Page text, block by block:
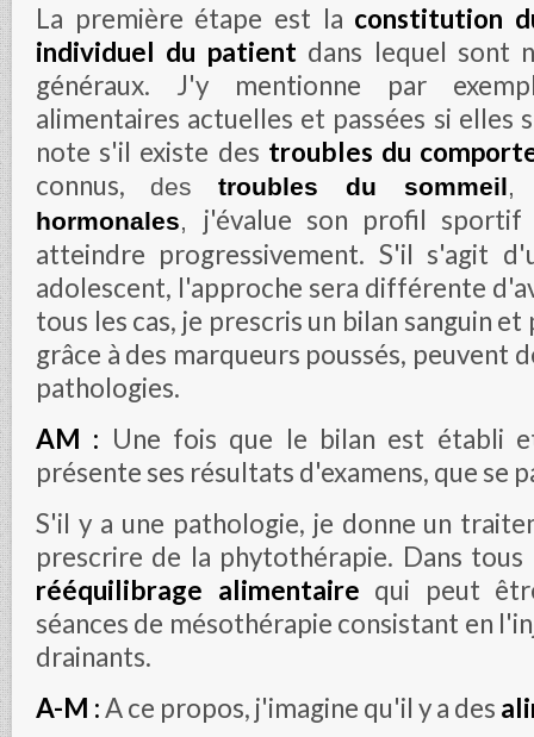
La première étape est la constitution
individuel du patientdans lequel sont
généraux. J'y mentionne par
alimentaires actuelles et passées si elles
note s'il existe des troubles du
connus,
destroubles du sommeil,
hormonales, j'évalue son profil
atteindre progressivement. S'il s'agit
adolescent, l'approche sera différente
tous les cas, je prescris un bilan sanguin
grâce à des marqueurs poussés, peuvent
pathologies.
AM : Une fois que le bilan est établi
présente ses résultats d'examens, que se
S'il y a une pathologie, je donne un
prescrire de la phytothérapie. Dans tous
rééquilibrage alimentaire qui peut
séances de mésothérapie consistant en
drainants.
A-M :A ce propos, j'imagine qu'il y a des